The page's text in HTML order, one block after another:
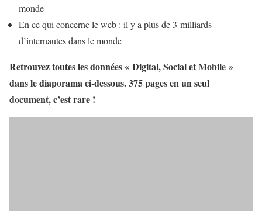
monde
En ce qui concerne le web : il y a plus de 3 milliards
d’internautes dans le monde
Retrouvez toutes les données « Digital, Social et Mobile »
dans le diaporama ci-dessous. 375 pages en un seul
document, c’est rare !